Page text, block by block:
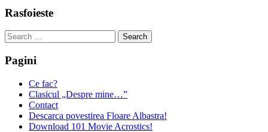
Rasfoieste
Search
for:
Pagini
Ce fac?
Clasicul „Despre mine…”
Contact
Descarca povestirea Floare Albastra!
Download 101 Movie Acrostics!